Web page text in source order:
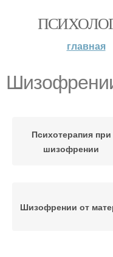
главная
Психотерапия при
шизофрении
Шизофрении от